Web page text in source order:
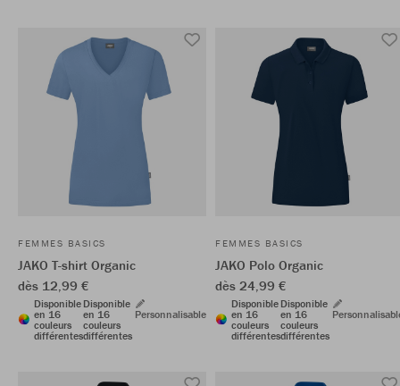
FEMMES BASICS
JAKO T-shirt Organic
dès 12,99 €
Disponible
en 16
couleurs
différentes
Disponible
en 16
couleurs
différentes
Personnalisable
FEMMES BASICS
JAKO Polo Organic
dès 24,99 €
Disponible
en 16
couleurs
différentes
Disponible
en 16
couleurs
différentes